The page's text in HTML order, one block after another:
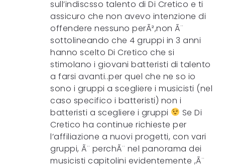
sull’indiscsso talento di Di Cretico e ti
assicuro che non avevo intenzione di
offendere nessuno perÃ²,non Ã¨
sottolineando che 4 gruppi in 3 anni
hanno scelto Di Cretico che si
stimolano i giovani batteristi di talento
a farsi avanti..per quel che ne so io
sono i gruppi a scegliere i musicisti (nel
caso specifico i batteristi) non i
batteristi a scegliere i gruppi
Se Di
Cretico ha continue richieste per
l’affiliazione a nuovi progetti, con vari
gruppi, Ã¨ perchÃ¨ nel panorama dei
musicisti capitolini evidentemente ,Ã¨